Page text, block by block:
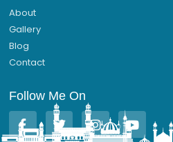
About
Gallery
Blog
Contact
Follow Me On
F
a
T
w
I
n
Y
o